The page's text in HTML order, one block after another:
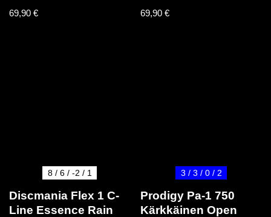
69,90 € 69,90€
8 / 6 / -2 / 1
Discmania Flex 1 C-
Line Essence Rain
3 / 3 / 0 / 2
Prodigy Pa-1 750
Kärkkäinen Open